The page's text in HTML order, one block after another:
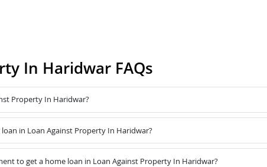
In Haridwar FAQs
Property In Haridwar?
in Loan Against Property In Haridwar?
to get a home loan in Loan Against Property In Haridwar?